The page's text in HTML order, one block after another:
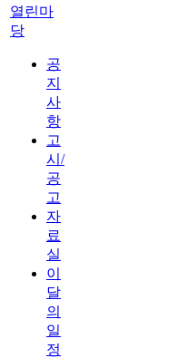
열린마
당
공
지
사
항
고
시/
공
고
자
료
실
이
달
의
일
정